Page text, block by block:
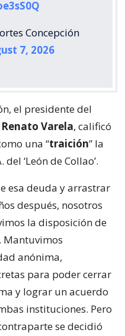
Concepción
7, 2026
el presidente del
Renato Varela, calificó
una “traición” la
‘León de Collao’.
esa deuda y arrastrar
después, nosotros
la disposición de
Mantuvimos
anónima,
para poder cerrar
y lograr un acuerdo
instituciones. Pero
se decidió